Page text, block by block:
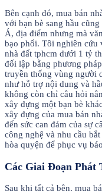
Bên cạnh đó, mua bán
với bạn bè sang hầu
Á, địa điểm nhưng mà
bạo phổi. Tôi nghiên cứu
nhà đất tphcm dưới 1 tỷ
đối lập bằng phương
truyền thống vùng người
như hỗ trợ nội dung và
không còn chỉ câu hỏi
xây đựng một bạn bè
xây đựng của mua bán
đến sức can đảm của sự
công nghệ và nhu cầu
hòa quyện để phục vụ
Các Giai Đoạn Phát
Sau khi tất cả bên, mua